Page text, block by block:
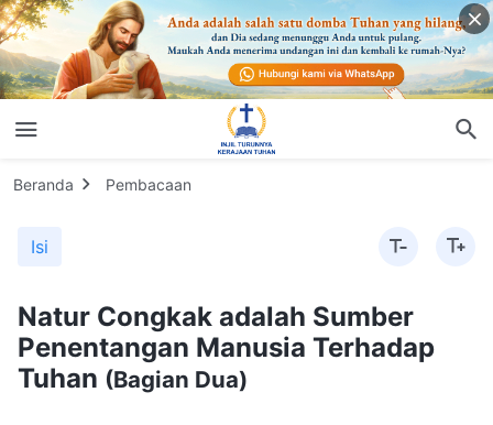
Beranda Pembacaan
Isi
Natur Congkak adalah Sumber
Penentangan Manusia Terhadap
Tuhan (Bagian Dua)